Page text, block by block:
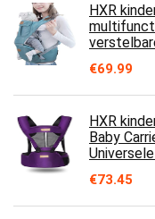
HXR
€69.99
HXR
Baby
€73.45